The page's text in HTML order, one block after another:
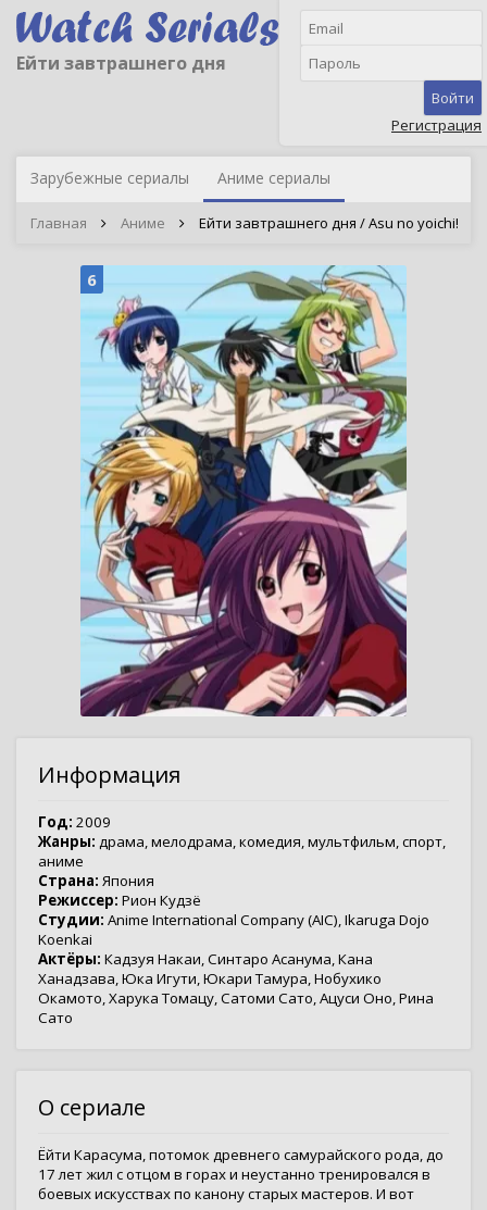
Ейти завтрашнего дня
Войти
Регистрация
Зарубежные сериалы Аниме сериалы
Главная Аниме Ейти завтрашнего дня / Asu no yoichi!
6
Информация
Год: 2009
Жанры: драма,мелодрама,комедия,мультфильм,спорт,
аниме
Страна: Япония
Режиссер: Рион Кудзё
Студии: Anime International Company (AIC),Ikaruga Dojo
Koenkai
Актёры: Кадзуя Накаи,Синтаро Асанума,Кана
Ханадзава,Юка Игути,Юкари Тамура,Нобухико
Окамото,Харука Томацу,Сатоми Сато,Ацуси Оно,Рина
Сато
О сериале
Ёйти Карасума, потомок древнего самурайского рода, до
17 лет жил с отцом в горах и неустанно тренировался в
боевых искусствах по канону старых мастеров. И вот